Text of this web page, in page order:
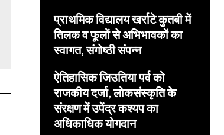
प्राथमिक विद्यालय खर्राटे कुतबी में
तिलक व फूलों से अभिभावकों का
स्वागत, संगोष्ठी संपन्न
ऐतिहासिक जिउतिया पर्व को
राजकीय दर्जा, लोकसंस्कृति के
संरक्षण में उपेंद्र कश्यप का
अधिकाधिक योगदान